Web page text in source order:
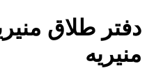
دفتر طلاق
منیریه